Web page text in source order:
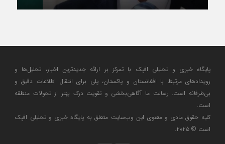
پایگاه خبری و تحلیلی افپک با تمرکز بر ارائه جدیدترین اخبار، تحلیل‌ها و
رویدادهای مرتبط با افغانستان و پاکستان، پلی برای انتقال اطلاعات دقیق و
بی‌طرفانه است. رسالت ما آگاهی‌بخشی و تقویت درک بهتر از تحولات منطقه
است.
کلیه حقوق مادی و معنوی این وب‌سایت متعلق به پایگاه خبری و تحلیلی افپک
است © 2025.